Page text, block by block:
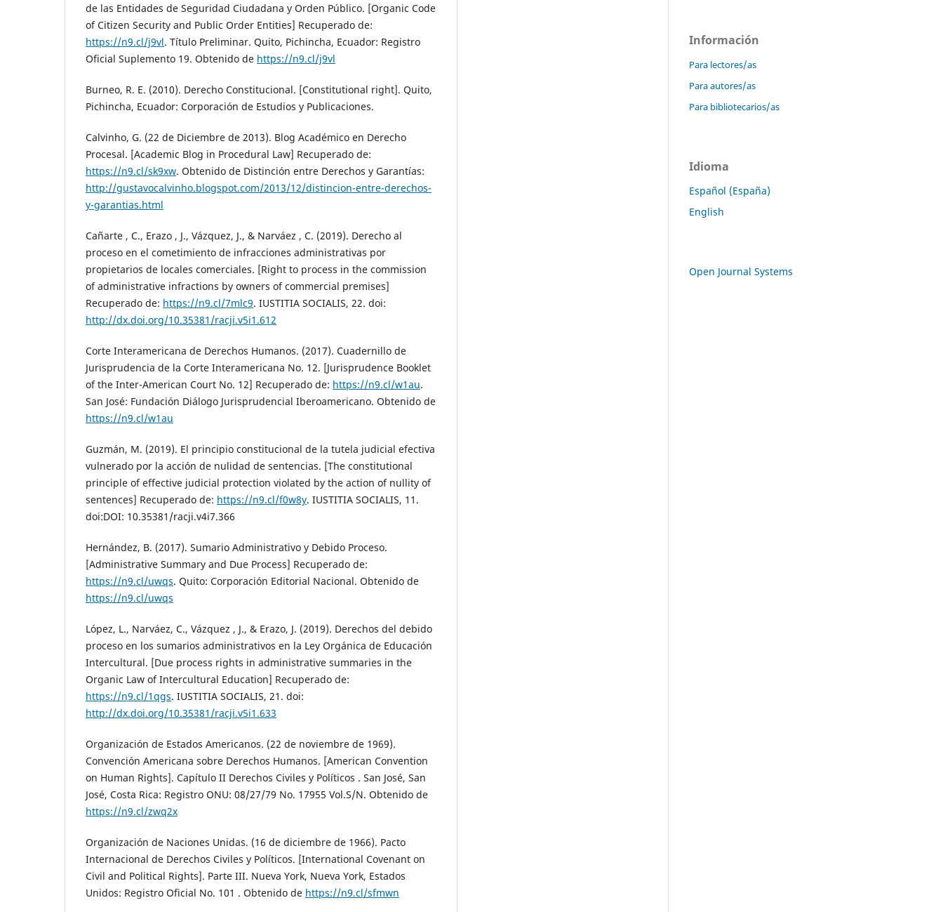
de las Entidades de Seguridad Ciudadana y Orden Público. [Organic Code
of Citizen Security and Public Order Entities] Recuperado de:
https://n9.cl/j9vl. Título Preliminar. Quito, Pichincha, Ecuador: Registro
Oficial Suplemento 19. Obtenido de https://n9.cl/j9vl
Burneo, R. E. (2010). Derecho Constitucional. [Constitutional right]. Quito,
Pichincha, Ecuador: Corporación de Estudios y Publicaciones.
Calvinho, G. (22 de Diciembre de 2013). Blog Académico en Derecho
Procesal. [Academic Blog in Procedural Law] Recuperado de:
https://n9.cl/sk9xw. Obtenido de Distinción entre Derechos y Garantías:
http://gustavocalvinho.blogspot.com/2013/12/distincion-entre-derechos-
y-garantias.html
Cañarte , C., Erazo , J., Vázquez, J., & Narváez , C. (2019). Derecho al
proceso en el cometimiento de infracciones administrativas por
propietarios de locales comerciales. [Right to process in the commission
of administrative infractions by owners of commercial premises]
Recuperado de: https://n9.cl/7mlc9. IUSTITIA SOCIALIS, 22. doi:
http://dx.doi.org/10.35381/racji.v5i1.612
Corte Interamericana de Derechos Humanos. (2017). Cuadernillo de
Jurisprudencia de la Corte Interamericana No. 12. [Jurisprudence Booklet
of the Inter-American Court No. 12] Recuperado de: https://n9.cl/w1au.
San José: Fundación Diálogo Jurisprudencial Iberoamericano. Obtenido de
https://n9.cl/w1au
Guzmán, M. (2019). El principio constitucional de la tutela judicial efectiva
vulnerado por la acción de nulidad de sentencias. [The constitutional
principle of effective judicial protection violated by the action of nullity of
sentences] Recuperado de: https://n9.cl/f0w8y. IUSTITIA SOCIALIS, 11.
doi:DOI: 10.35381/racji.v4i7.366
Hernández, B. (2017). Sumario Administrativo y Debido Proceso.
[Administrative Summary and Due Process] Recuperado de:
https://n9.cl/uwqs. Quito: Corporación Editorial Nacional. Obtenido de
https://n9.cl/uwqs
López, L., Narváez, C., Vázquez , J., & Erazo, J. (2019). Derechos del debido
proceso en los sumarios administrativos en la Ley Orgánica de Educación
Intercultural. [Due process rights in administrative summaries in the
Organic Law of Intercultural Education] Recuperado de:
https://n9.cl/1qgs. IUSTITIA SOCIALIS, 21. doi:
http://dx.doi.org/10.35381/racji.v5i1.633
Organización de Estados Americanos. (22 de noviembre de 1969).
Convención Americana sobre Derechos Humanos. [American Convention
on Human Rights]. Capítulo II Derechos Civiles y Políticos . San José, San
José, Costa Rica: Registro ONU: 08/27/79 No. 17955 Vol.S/N. Obtenido de
https://n9.cl/zwq2x
Organización de Naciones Unidas. (16 de diciembre de 1966). Pacto
Internacional de Derechos Civiles y Políticos. [International Covenant on
Civil and Political Rights]. Parte III. Nueva York, Nueva York, Estados
Unidos: Registro Oficial No. 101 . Obtenido de https://n9.cl/sfmwn
Información
Para lectores/as
Para autores/as
Para bibliotecarios/as
Idioma
Español (España)
English
Open Journal Systems